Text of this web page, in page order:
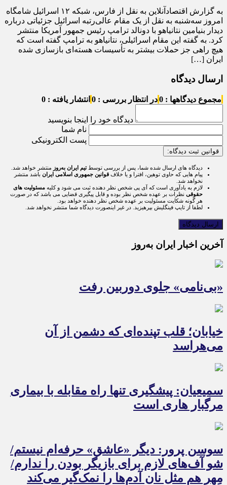
به گزارش اقتصادآنلاین به نقل از فارس، شبکه ۱۲ اسرائیل شامگاه
امروز سه‌شنبه به نقل از یک مقام عالی‌رتبه اسرائیل جزئیاتی درباره
دیدار بنیامین نتانیاهو با دونالد ترامپ رئیس جمهور آمریکا منتشر
کرد. به گفته این مقام اسرائیلی، نتانیاهو به ترامپ گفته است که
هیچ راهی جز حملات بیشتر به تأسیسات هسته‌ای بازسازی شده
ایران […]
ارسال دیدگاه
مجموع دیدگاهها : 0 در انتظار بررسی : 0 انتشار یافته : 0
دیدگاه خود را اینجا بنویسید
نام شما
پست الکترونیکی
قوانین ثبت دیدگاه:
دیدگاه های ارسال شده شما، پس از بررسی توسطتیم ایران به‌روز منتشر خواهد شد.
پیام هایی که حاوی توهین، افترا و یا خلاف قوانین جمهوری اسلامی ایران باشد منتشر
نخواهد شد.
لازم به یادآوری است که آی پی شخص نظر دهنده ثبت می شود و کلیه مسئولیت های
حقوقی نظرات بر عهده شخص نظر بوده و قابل پیگیری قضایی می باشد که در صورت
هر گونه شکایت مسئولیت بر عهده شخص نظر دهنده خواهد بود.
لطفا از تایپ فینگلیش بپرهیزید. در غیر اینصورت دیدگاه شما منتشر نخواهد شد.
آخرین اخبار ایران به‌روز
«بی‌نامی» جلوی دوربین رفت
خیابان؛ قلب تپنده‌ای که دشمن از آن
می‌هراسد
سمیعیان: پیشگیری تنها راه مقابله با بیماری
مرگبار هاری است
سوسن پرور: دیگر «عاشق» حرفه‌ام نیستم/
شو آف‌های لازم برای بازیگر بودن را ندارم/
مِهر هم مثل نان آدم‌ها را نمک‌گیر می‌کند